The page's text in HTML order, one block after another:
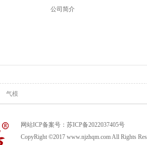
公司简介
气模
网站ICP备案号： 苏ICP备2022037405号
CopyRight ©2017 www.njzhqm.com All Rights